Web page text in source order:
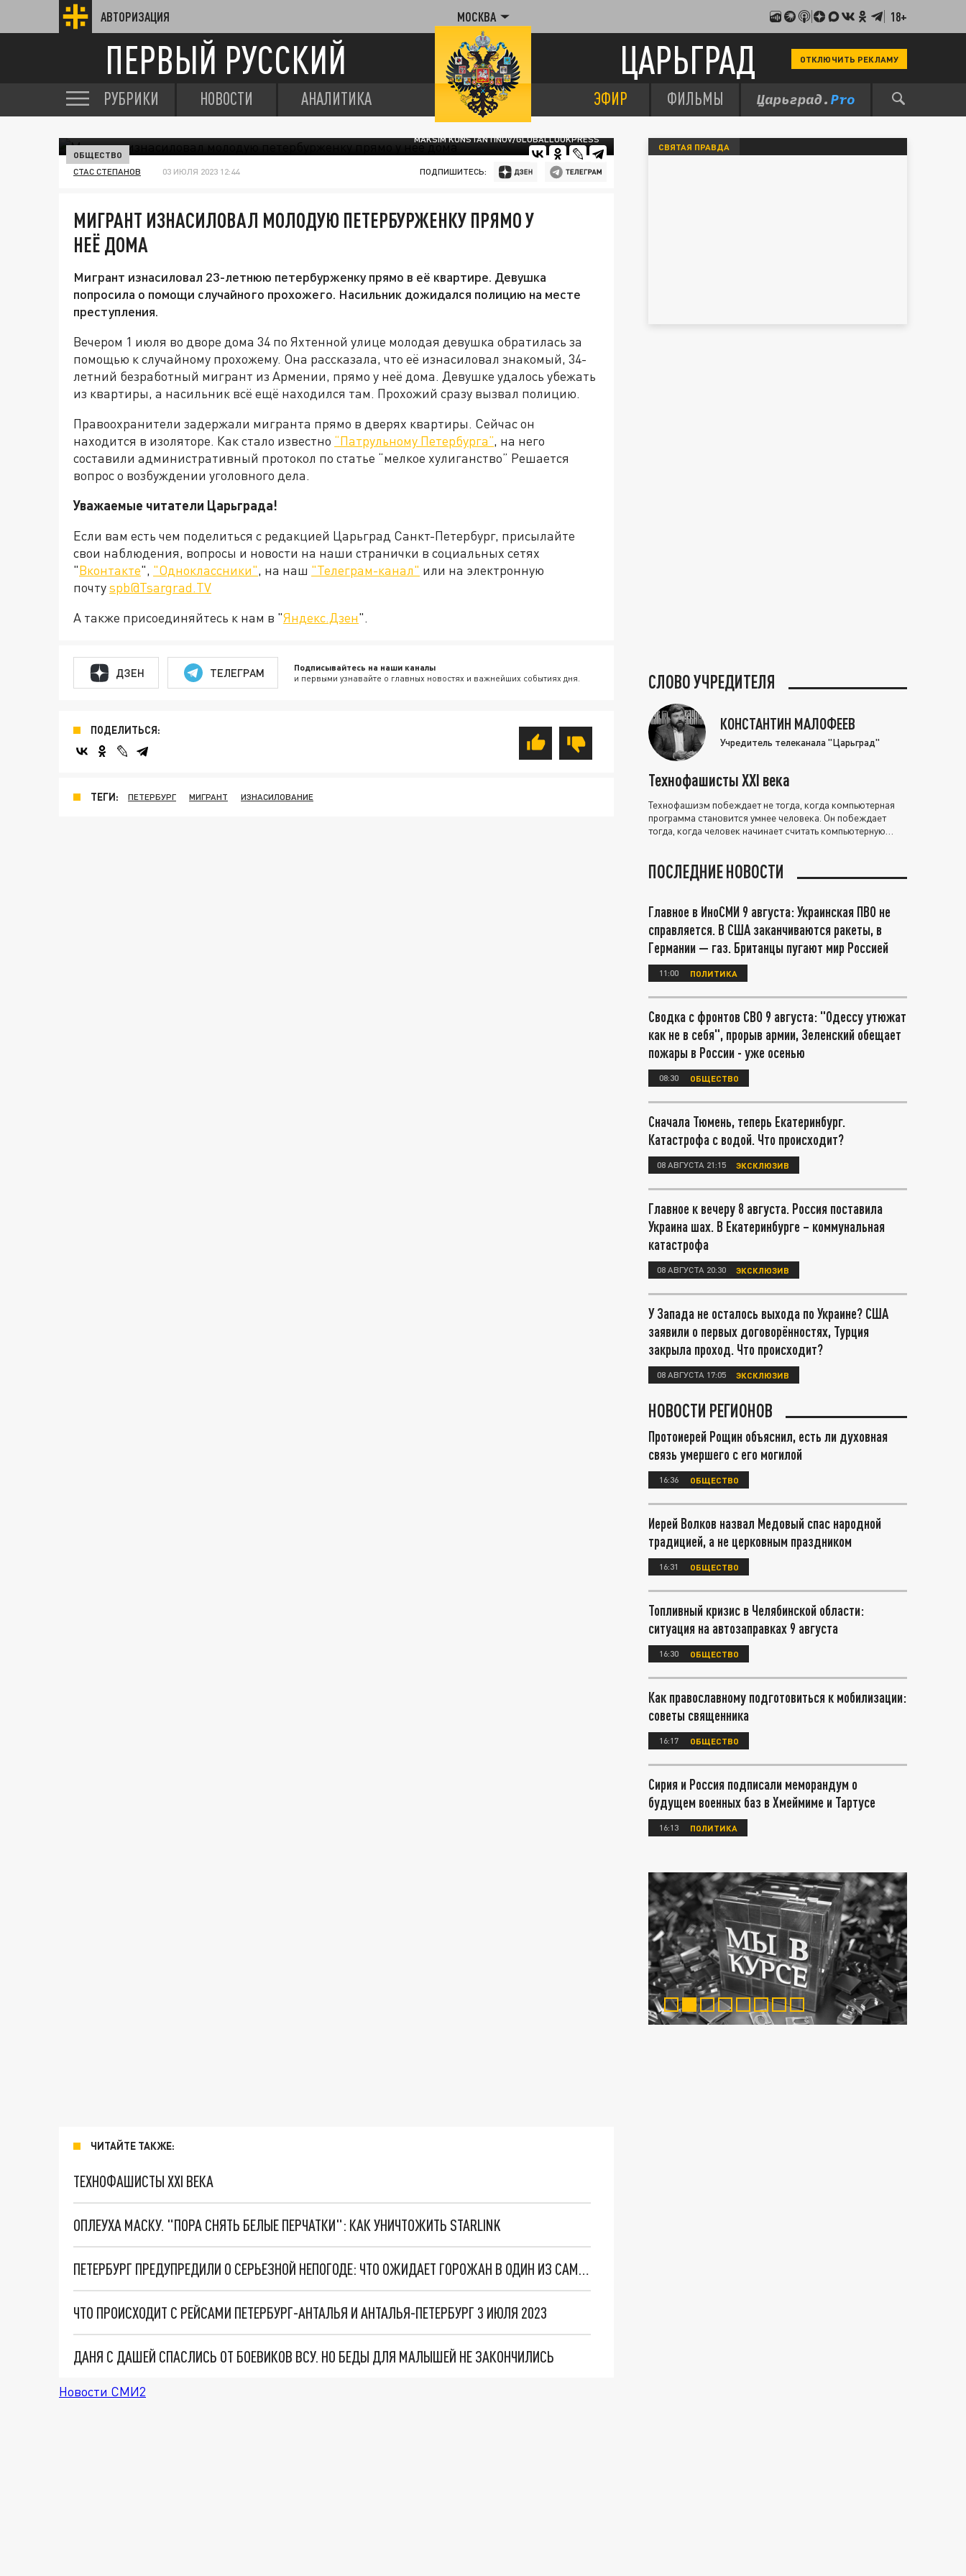
АВТОРИЗАЦИЯ МОСКВА 18+
ПЕРВЫЙ РУССКИЙ ЦАРЬГРАД ОТКЛЮЧИТЬ РЕКЛАМУ
РУБРИКИ НОВОСТИ АНАЛИТИКА ЭФИР ФИЛЬМЫ
MAKSIM KONSTANTINOV/GLOBALLOOKPRESS
ОБЩЕСТВО
СТАС СТЕПАНОВ 03 ИЮЛЯ 2023 12:44 ПОДПИШИТЕСЬ:
МИГРАНТ ИЗНАСИЛОВАЛ МОЛОДУЮ ПЕТЕРБУРЖЕНКУ ПРЯМО У
НЕЁ ДОМА
Мигрант изнасиловал 23-летнюю петербурженку прямо в её квартире. Девушка
попросила о помощи случайного прохожего. Насильник дожидался полицию на месте
преступления.
Вечером 1 июля во дворе дома 34 по Яхтенной улице молодая девушка обратилась за
помощью к случайному прохожему. Она рассказала, что её изнасиловал знакомый, 34-
летний безработный мигрант из Армении, прямо у неё дома. Девушке удалось убежать
из квартиры, а насильник всё ещё находился там. Прохожий сразу вызвал полицию.
Правоохранители задержали мигранта прямо в дверях квартиры. Сейчас он
находится в изоляторе. Как стало известно “Патрульному Петербурга”, на него
составили административный протокол по статье “мелкое хулиганство” Решается
вопрос о возбуждении уголовного дела.
Уважаемые читатели Царьграда!
Если вам есть чем поделиться с редакцией Царьград Санкт-Петербург, присылайте
свои наблюдения, вопросы и новости на наши странички в социальных сетях
"Вконтакте", "Одноклассники", на наш "Телеграм-канал" или на электронную
почтуspb@Tsargrad.TV
А также присоединяйтесь к нам в "Яндекс.Дзен".
ДЗЕН ТЕЛЕГРАМ Подписывайтесь на наши каналы
и первыми узнавайте о главных новостях и важнейших событиях дня.
ПОДЕЛИТЬСЯ:
ТЕГИ: ПЕТЕРБУРГ МИГРАНТ ИЗНАСИЛОВАНИЕ
ЧИТАЙТЕ ТАКЖЕ:
ТЕХНОФАШИСТЫ XXI ВЕКА
ОПЛЕУХА МАСКУ. "ПОРА СНЯТЬ БЕЛЫЕ ПЕРЧАТКИ": КАК УНИЧТОЖИТЬ STARLINK
ПЕТЕРБУРГ ПРЕДУПРЕДИЛИ О СЕРЬЕЗНОЙ НЕПОГОДЕ: ЧТО ОЖИДАЕТ ГОРОЖАН В ОДИН ИЗ САМЫХ ХОЛОДНЫХ ДНЕЙ ИЮЛЯ
ЧТО ПРОИСХОДИТ С РЕЙСАМИ ПЕТЕРБУРГ-АНТАЛЬЯ И АНТАЛЬЯ-ПЕТЕРБУРГ 3 ИЮЛЯ 2023
ДАНЯ С ДАШЕЙ СПАСЛИСЬ ОТ БОЕВИКОВ ВСУ. НО БЕДЫ ДЛЯ МАЛЫШЕЙ НЕ ЗАКОНЧИЛИСЬ
Новости СМИ2
СВЯТАЯ ПРАВДА
СЛОВО УЧРЕДИТЕЛЯ
КОНСТАНТИН МАЛОФЕЕВ
Учредитель телеканала "Царьград"
Технофашисты XXI века
Технофашизм побеждает не тогда, когда компьютерная
программа становится умнее человека. Он побеждает
тогда, когда человек начинает считать компьютерную
ПОСЛЕДНИЕ НОВОСТИ
Главное в ИноСМИ 9 августа: Украинская ПВО не
справляется. В США заканчиваются ракеты, в
Германии — газ. Британцы пугают мир Россией
11:00 ПОЛИТИКА
Сводка с фронтов СВО 9 августа: "Одессу утюжат
как не в себя", прорыв армии, Зеленский обещает
пожары в России - уже осенью
08:30 ОБЩЕСТВО
Сначала Тюмень, теперь Екатеринбург.
Катастрофа с водой. Что происходит?
08 АВГУСТА 21:15 ЭКСКЛЮЗИВ
Главное к вечеру 8 августа. Россия поставила
Украина шах. В Екатеринбурге – коммунальная
катастрофа
08 АВГУСТА 20:30 ЭКСКЛЮЗИВ
У Запада не осталось выхода по Украине? США
заявили о первых договорённостях, Турция
закрыла проход. Что происходит?
08 АВГУСТА 17:05 ЭКСКЛЮЗИВ
НОВОСТИ РЕГИОНОВ
Протоиерей Рощин объяснил, есть ли духовная
связь умершего с его могилой
16:36 ОБЩЕСТВО
Иерей Волков назвал Медовый спас народной
традицией, а не церковным праздником
16:31 ОБЩЕСТВО
Топливный кризис в Челябинской области:
ситуация на автозаправках 9 августа
16:30 ОБЩЕСТВО
Как православному подготовиться к мобилизации:
советы священника
16:17 ОБЩЕСТВО
Сирия и Россия подписали меморандум о
будущем военных баз в Хмеймиме и Тартусе
16:13 ПОЛИТИКА